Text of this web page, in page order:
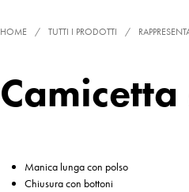
HOME / TUTTI I PRODOTTI /
Manica lunga con polso
Chiusura con bottoni